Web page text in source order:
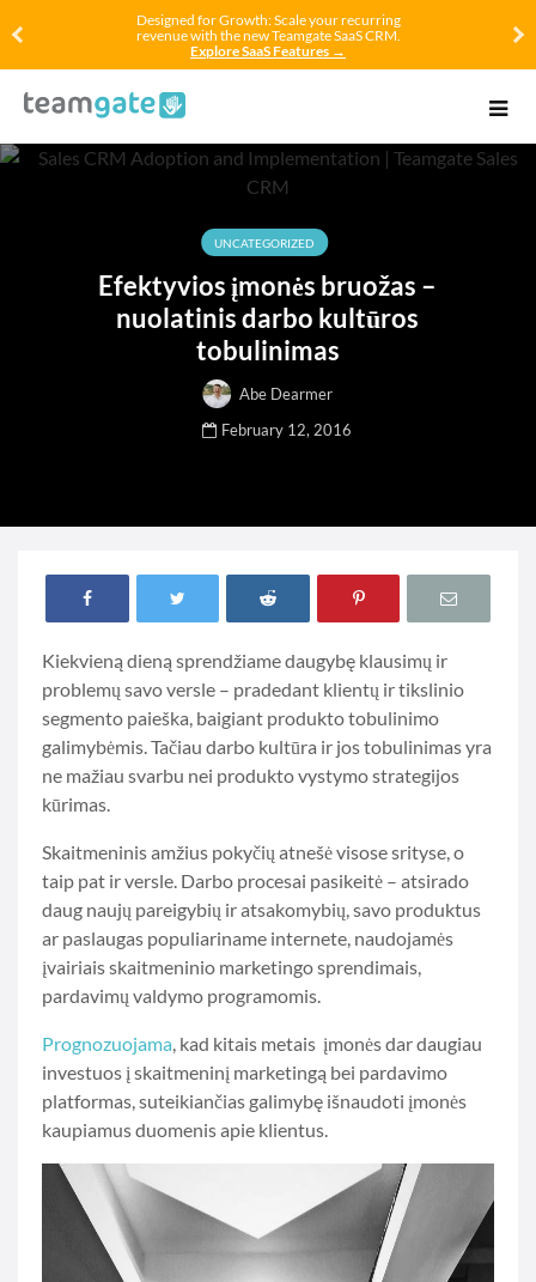
Designed for Growth: Scale your recurring
revenue with the new Teamgate SaaS CRM.
Explore SaaS Features →
UNCATEGORIZED
Efektyvios įmonės bruožas –
nuolatinis darbo kultūros
tobulinimas
Abe Dearmer
February 12, 2016
Kiekvieną dieną sprendžiame daugybę klausimų ir
problemų savo versle – pradedant klientų ir tikslinio
segmento paieška, baigiant produkto tobulinimo
galimybėmis. Tačiau darbo kultūra ir jos tobulinimas yra
ne mažiau svarbu nei produkto vystymo strategijos
kūrimas.
Skaitmeninis amžius pokyčių atnešė visose srityse, o
taip pat ir versle. Darbo procesai pasikeitė – atsirado
daug naujų pareigybių ir atsakomybių, savo produktus
ar paslaugas populiariname internete, naudojamės
įvairiais skaitmeninio marketingo sprendimais,
pardavimų valdymo programomis.
Prognozuojama, kad kitais metais įmonės dar daugiau
investuos į skaitmeninį marketingą bei pardavimo
platformas, suteikiančias galimybę išnaudoti įmonės
kaupiamus duomenis apie klientus.